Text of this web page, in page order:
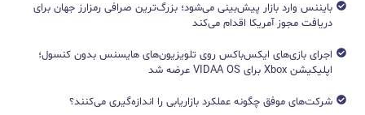
بایننس وارد بازار پیش‌بینی می‌شود؛ بزرگ‌ترین صرافی رمزارز جهان برای
دریافت مجوز آمریکا اقدام می‌کند
اجرای بازی‌های ایکس‌باکس روی تلویزیون‌های هایسنس بدون کنسول؛
اپلیکیشن Xbox برای VIDAA OS عرضه شد
شرکت‌های موفق چگونه عملکرد بازاریابی را اندازه‌گیری می‌کنند؟